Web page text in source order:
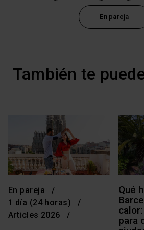
En pareja
También te
En pareja
1 día (24 horas)
Articles 2026
Qué
para